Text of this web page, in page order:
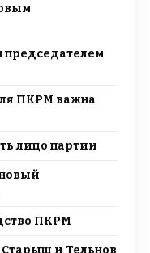
председателем
ПКРМ важна
лицо партии
ПКРМ
и Тельнов